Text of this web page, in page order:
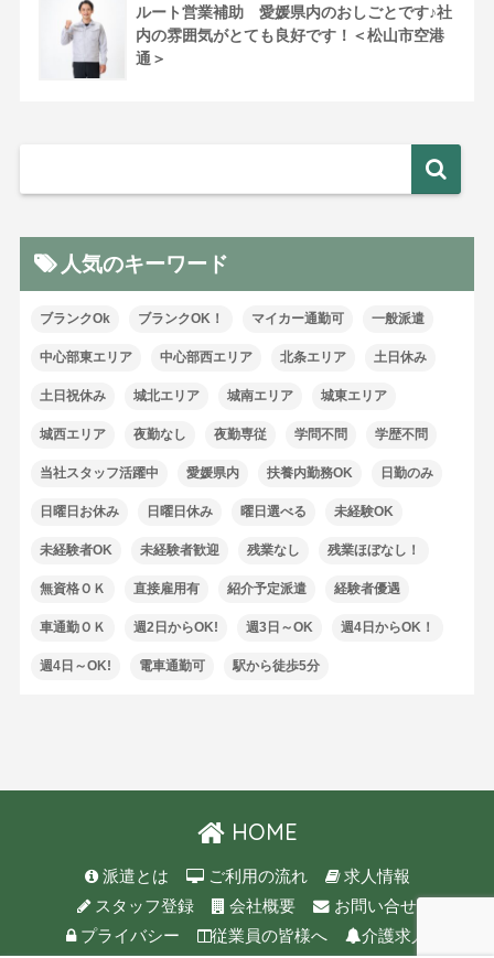
ルート営業補助 愛媛県内のおしごとです♪社
内の雰囲気がとても良好です！＜松山市空港
通＞
人気のキーワード
ブランクOk ブランクOK！ マイカー通勤可 一般派遣
中心部東エリア 中心部西エリア 北条エリア 土日休み
土日祝休み 城北エリア 城南エリア 城東エリア
城西エリア 夜勤なし 夜勤専従 学問不問 学歴不問
当社スタッフ活躍中 愛媛県内 扶養内勤務OK 日勤のみ
日曜日お休み 日曜日休み 曜日選べる 未経験OK
未経験者OK 未経験者歓迎 残業なし 残業ほぼなし！
無資格ＯＫ 直接雇用有 紹介予定派遣 経験者優遇
車通勤ＯＫ 週2日からOK! 週3日～OK 週4日からOK！
週4日～OK! 電車通勤可 駅から徒歩5分
HOME
派遣とは ご利用の流れ
求人情報
スタッフ登録
会社概要
お問い合せ
プライバシー
従業員の皆様へ 介護求人